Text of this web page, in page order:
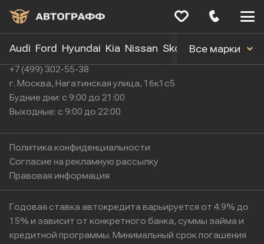
Audi Ford Hyundai Kia Nissan Skoda Toyota
Все марки
+7 (499) 302-55-38
г. Москва, Нагатинская улица, 16к1с5
Будние дни: с 9:00 до 21:00
Выходные: с 9:00 до 22:00
Политика конфиденциальности
Согласие на рекламную рассылку
Правовая информация
Годовая ставка автокредита варьируется от 4.9% до
15% и зависит от конкретного банка, суммы займа и
кредитной программы. Минимальный срок погашения